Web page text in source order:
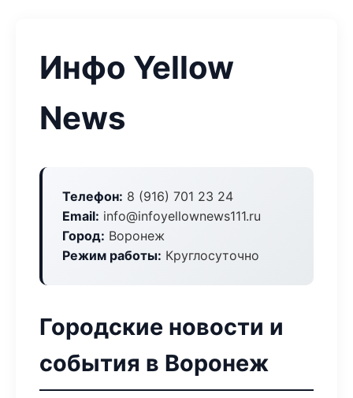
Инфо Yellow
News
Телефон: 8 (916) 701 23 24
Email: info@infoyellownews111.ru
Город: Воронеж
Режим работы: Круглосуточно
Городские новости и
события в Воронеж